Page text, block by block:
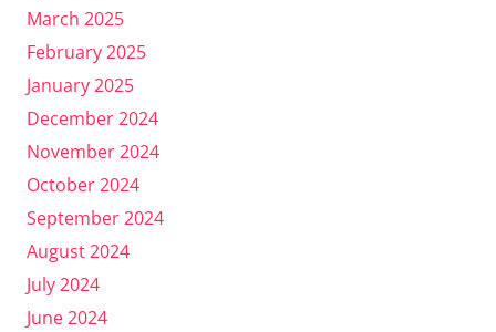
March 2025
February 2025
January 2025
December 2024
November 2024
October 2024
September 2024
August 2024
July 2024
June 2024